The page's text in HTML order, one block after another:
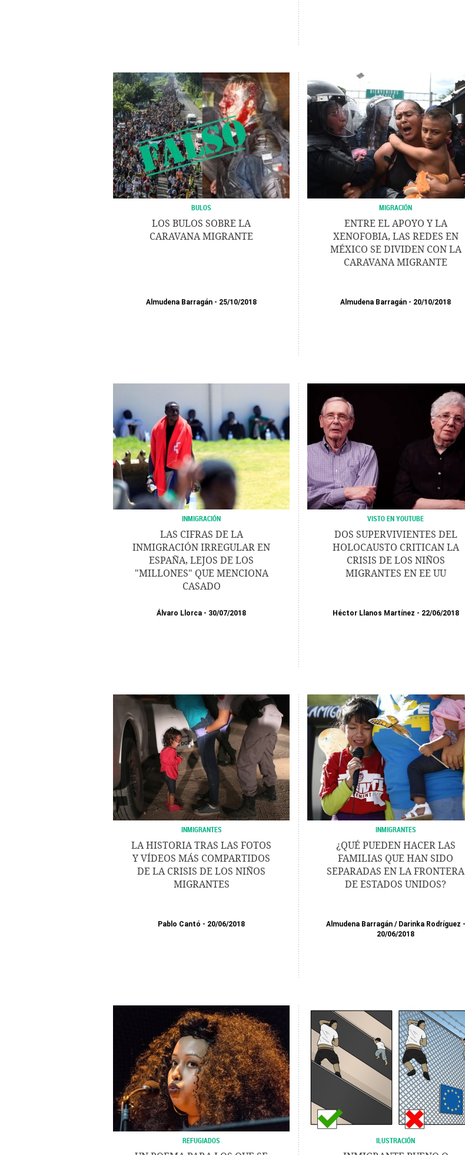
BULOS
LOS BULOS SOBRE LA
CARAVANA MIGRANTE
Almudena Barragán 25/10/2018
MIGRACIÓN
ENTRE EL APOYO Y LA
XENOFOBIA, LAS REDES EN
MÉXICO SE DIVIDEN CON LA
CARAVANA MIGRANTE
Almudena Barragán 20/10/2018
INMIGRACIÓN
LAS CIFRAS DE LA
INMIGRACIÓN IRREGULAR EN
ESPAÑA, LEJOS DE LOS
"MILLONES" QUE MENCIONA
CASADO
Álvaro Llorca 30/07/2018
VISTO EN YOUTUBE
DOS SUPERVIVIENTES DEL
HOLOCAUSTO CRITICAN LA
CRISIS DE LOS NIÑOS
MIGRANTES EN EE UU
Héctor Llanos Martínez 22/06/2018
INMIGRANTES
LA HISTORIA TRAS LAS FOTOS
Y VÍDEOS MÁS COMPARTIDOS
DE LA CRISIS DE LOS NIÑOS
MIGRANTES
Pablo Cantó 20/06/2018
INMIGRANTES
¿QUÉ PUEDEN HACER LAS
FAMILIAS QUE HAN SIDO
SEPARADAS EN LA FRONTERA
DE ESTADOS UNIDOS?
Almudena Barragán/ Darinka Rodríguez
20/06/2018
REFUGIADOS ILUSTRACIÓN